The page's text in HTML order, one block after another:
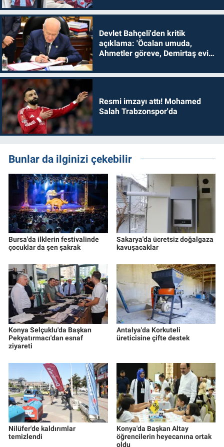
Devlet Bahçeli'den kritik
açıklama: 'Öcalan umuda,
Ahmetler göreve, Demirtaş evine
Resmi imzayı attı! Mohamed
Salah Trabzonspor'da
Bunlar da ilginizi çekebilir
Bursa'da ilklerin festivalinde
çocuklar da şen şakrak
Sakarya'da ücretsiz doğalgaza
kavuşacaklar
Konya Selçuklu'da Başkan
Pekyatırmacı'dan esnaf
ziyareti
Antalya'da Korkuteli
üreticisine çifte destek
Nilüfer'de kaldırımlar
temizlendi
Konya'da Başkan Altay
öğrencilerin heyecanına ortak
oldu